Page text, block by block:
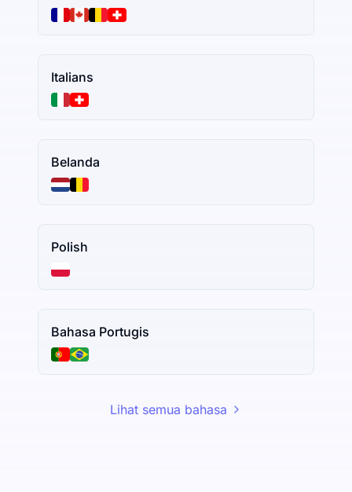
Italians
Belanda
Polish
Bahasa Portugis
Lihat semua bahasa